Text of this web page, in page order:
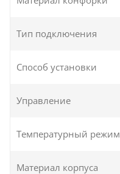
Тип подключения
Способ установки
Управление
Температурный режим
Материал корпуса